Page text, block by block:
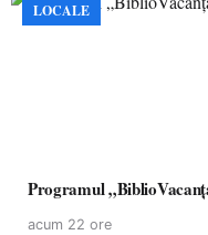
LOCALE
Programul
acum 22 ore